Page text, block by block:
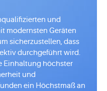
und
modernsten Geräten
sicherzustellen, dass
durchgeführt wird.
Einhaltung höchster
und
ein Höchstmaß an